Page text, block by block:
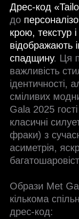
Дрес-код
до
крою, текстур
відображають
спадщину. Ця
важливість
сміливих
Gala 2025
класичні
фраки) з
асиметрія,
Образи Met
кількома
дрес-код: